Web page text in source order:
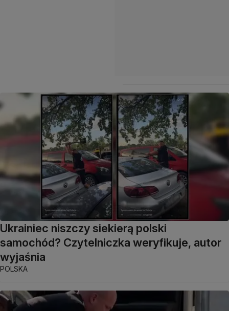
Ukrainiec niszczy siekierą polski
samochód? Czytelniczka weryfikuje, autor
wyjaśnia
POLSKA